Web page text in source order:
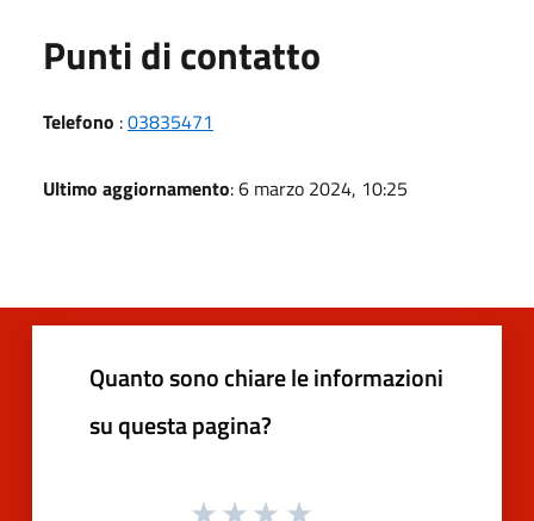
Punti di contatto
Telefono :03835471
Ultimo aggiornamento: 6 marzo 2024, 10:25
Quanto sono chiare le informazioni
su questa pagina?